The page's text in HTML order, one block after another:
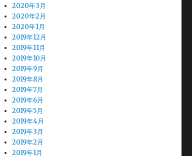
2020年3月
2020年2月
2020年1月
2019年12月
2019年11月
2019年10月
2019年9月
2019年8月
2019年7月
2019年6月
2019年5月
2019年4月
2019年3月
2019年2月
2019年1月